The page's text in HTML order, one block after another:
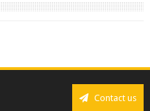
Contact us